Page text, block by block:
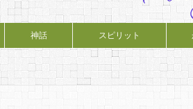
神話 スピリット